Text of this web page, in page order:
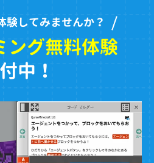
験してみませんか？
ング無料体験
中！